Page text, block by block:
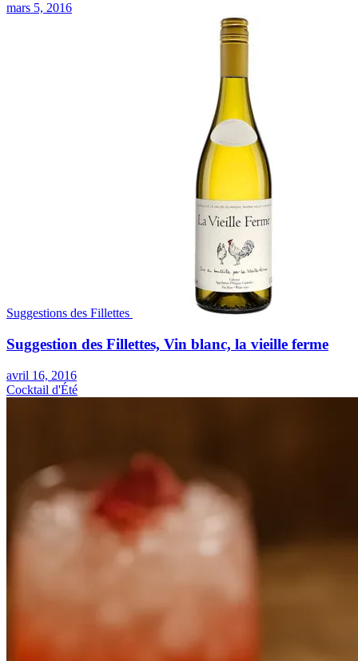
mars 5, 2016
Suggestions des Fillettes
Suggestion des Fillettes, Vin blanc, la vieille ferme
avril 16, 2016
Cocktail d'Été